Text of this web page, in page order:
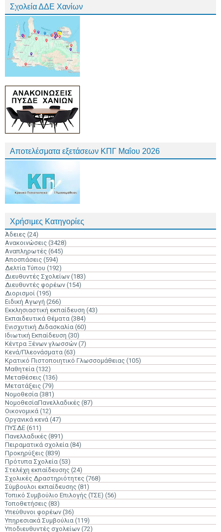
Σχολεία ΔΔΕ Χανίων
Αποτελέσματα εξετάσεων ΚΠΓ Μαΐου 2026
Χρήσιμες Κατηγορίες
Άδειες (24)
Ανακοινώσεις (3428)
Αναπληρωτές (645)
Αποσπάσεις (594)
Δελτία Τύπου (192)
Διευθυντές Σχολείων (183)
Διευθυντές φορέων (154)
Διορισμοί (195)
Ειδική Αγωγή (266)
Εκκλησιαστική εκπαίδευση (43)
Εκπαιδευτικά Θέματα (384)
Ενισχυτική Διδασκαλία (60)
Ιδιωτική Εκπαίδευση (30)
Κέντρα Ξένων γλωσσών (7)
Κενά/Πλεονάσματα (63)
Κρατικό Πιστοποιητικό Γλωσσομάθειας (105)
Μαθητεία (132)
Μεταθέσεις (136)
Μετατάξεις (79)
Νομοθεσία (381)
ΝομοθεσίαΠανελλαδικές (87)
Οικονομικά (12)
Οργανικά κενά (47)
ΠΥΣΔΕ (611)
Πανελλαδικές (891)
Πειραματικά σχολεία (84)
Προκηρύξεις (839)
Πρότυπα Σχολεία (53)
Στελέχη εκπαίδευσης (24)
Σχολικές Δραστηριότητες (768)
Σύμβουλοι εκπαίδευσης (81)
Τοπικό Συμβούλιο Επιλογής (ΤΣΕ) (56)
Τοποθετήσεις (83)
Υπεύθυνοι φορέων (36)
Υπηρεσιακά Συμβούλια (119)
Υποδιευθυντές σχολείων (72)